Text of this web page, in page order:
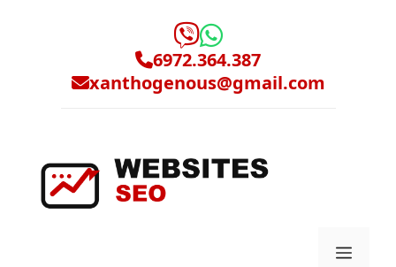
6972.364.387
xanthogenous@gmail.com